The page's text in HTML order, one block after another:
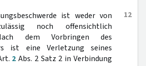
12
ist weder von
noch offensichtlich
dem Vorbringen des
ist eine Verletzung seines
2 Abs. 2 Satz 2 in Verbindung